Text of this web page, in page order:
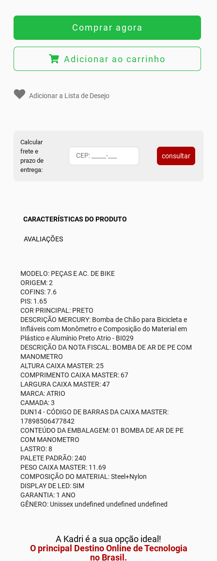
Comprar agora
Adicionar ao carrinho
Adicionar a Lista de Desejo
Calcular
frete e
prazo de
entrega:
consultar
CARACTERÍSTICAS DO PRODUTO
AVALIAÇÕES
MODELO: PEÇAS E AC. DE BIKE
ORIGEM: 2
COFINS: 7.6
PIS: 1.65
COR PRINCIPAL: PRETO
DESCRIÇÃO MERCURY: Bomba de Chão para Bicicleta e
Infláveis com Monômetro e Composição do Material em
Plástico e Alumínio Preto Atrio - BI029
DESCRIÇÃO DA NOTA FISCAL: BOMBA DE AR DE PE COM
MANOMETRO
ALTURA CAIXA MASTER: 25
COMPRIMENTO CAIXA MASTER: 67
LARGURA CAIXA MASTER: 47
MARCA: ATRIO
CAMADA: 3
DUN14 - CÓDIGO DE BARRAS DA CAIXA MASTER:
17898506477842
CONTEÚDO DA EMBALAGEM: 01 BOMBA DE AR DE PE
COM MANOMETRO
LASTRO: 8
PALETE PADRÃO: 240
PESO CAIXA MASTER: 11.69
COMPOSIÇÃO DO MATERIAL: Steel+Nylon
DISPLAY DE LED: SIM
GARANTIA: 1 ANO
GÊNERO: Unissex undefined undefined undefined
A Kadri é a sua opção ideal!
O principal Destino Online de Tecnologia
no Brasil.